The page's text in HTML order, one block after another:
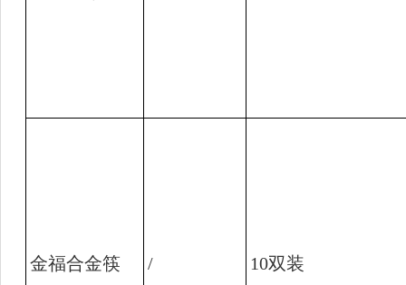
金福合金筷 / 10双装